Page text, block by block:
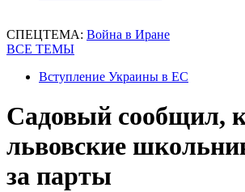
СПЕЦТЕМА: Война в Иране
ВСЕ ТЕМЫ
Вступление Украины в ЕС
Садовый сообщил,
львовские
за парты